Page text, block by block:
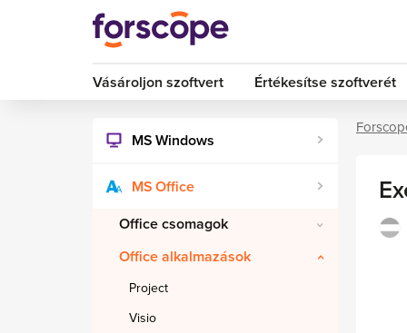
Vásároljon szoftvert Értékesítse szoftverét
MS Windows
MS Office
Office csomagok
Office alkalmazások
Project
Visio